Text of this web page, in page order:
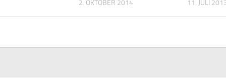
2. OKTOBER 2014 11. JULI